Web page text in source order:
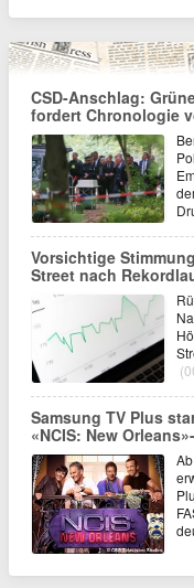
CSD-Anschlag:
fordert Chronologie
Vorsichtige
Street nach
Samsung TV Plus
«NCIS: New